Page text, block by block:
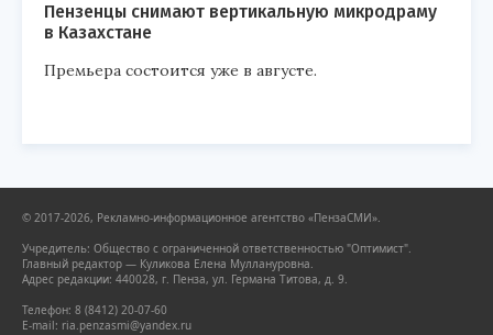
Пензенцы снимают вертикальную микродраму
в Казахстане
Премьера состоится уже в августе.
© 2017-2026, Рекламно-информационное агентство «ПензаСМИ».
Учредитель: Общество с ограниченной ответственностью "Оптимист".
Главный редактор — Куликова Елена Муллануровна.
Адрес редакции: 440028, г. Пенза, ул. Германа Титова, д. 9.
Телефон: 8 (8412) 20-07-60
E-mail: ria.penzasmi@yandex.ru